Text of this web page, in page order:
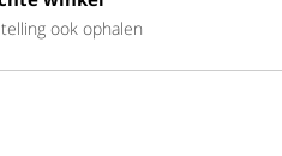
ook ophalen